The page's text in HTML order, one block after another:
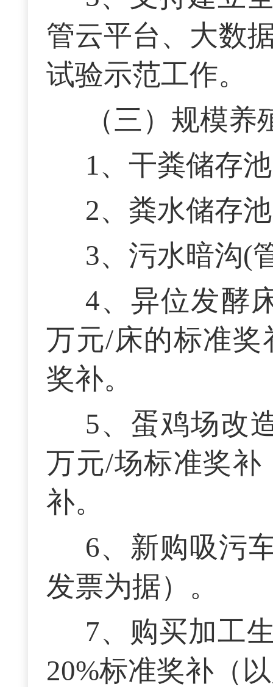
管云平台、大数
试验示范工作。
（三）规模
1、干粪储存
2、粪水储存
3、污水暗沟(
4、异位发酵
万元/床的标准奖
奖补。
5、蛋鸡场改
万元/场标准奖补
补。
6、新购吸污
发票为据）。
7、购买加工
20%标准奖补（